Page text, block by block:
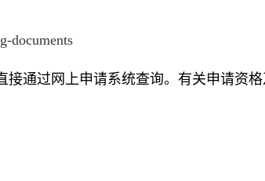
documents
接通过网上申请系统查询。有关申请资